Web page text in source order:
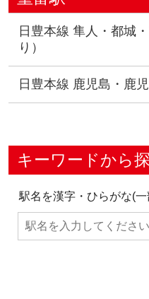
日豊本線 隼人・都城
り）
日豊本線 鹿児島・鹿
キーワードから
駅名を漢字・ひらがな(一